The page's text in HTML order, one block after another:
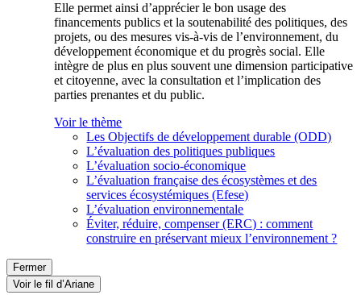
Elle permet ainsi d’apprécier le bon usage des
financements publics et la soutenabilité des politiques, des
projets, ou des mesures vis-à-vis de l’environnement, du
développement économique et du progrès social. Elle
intègre de plus en plus souvent une dimension participative
et citoyenne, avec la consultation et l’implication des
parties prenantes et du public.
Voir le thème
Les Objectifs de développement durable (ODD)
L’évaluation des politiques publiques
L’évaluation socio-économique
L’évaluation française des écosystèmes et des
services écosystémiques (Efese)
L’évaluation environnementale
Éviter, réduire, compenser (ERC) : comment
construire en préservant mieux l’environnement ?
Fermer
Voir le fil d’Ariane